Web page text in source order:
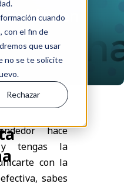
cuando
con el fin de
que usar
no se te solicite
Rechazar
en
hace
y tengas la
con la
sabes